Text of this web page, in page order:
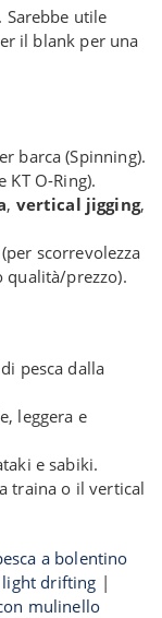
Sarebbe utile
il blank per una
barca (Spinning).
KT O-Ring).
, vertical jigging,
scorrevolezza
qualità/prezzo).
pesca dalla
leggera e
e sabiki.
traina o il vertical
a bolentino
light drifting |
mulinello